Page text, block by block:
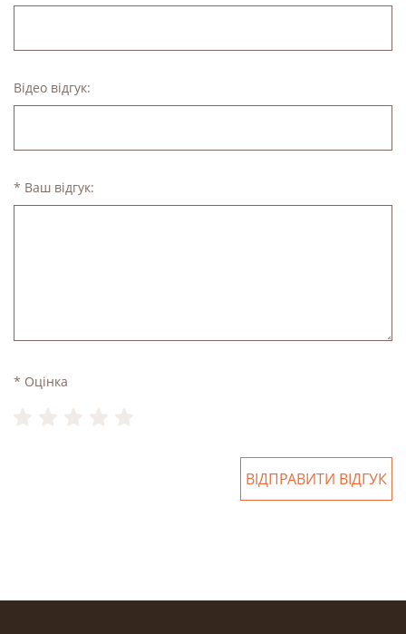
Відео відгук:
* Ваш відгук:
* Оцінка
ВІДПРАВИТИ ВІДГУК